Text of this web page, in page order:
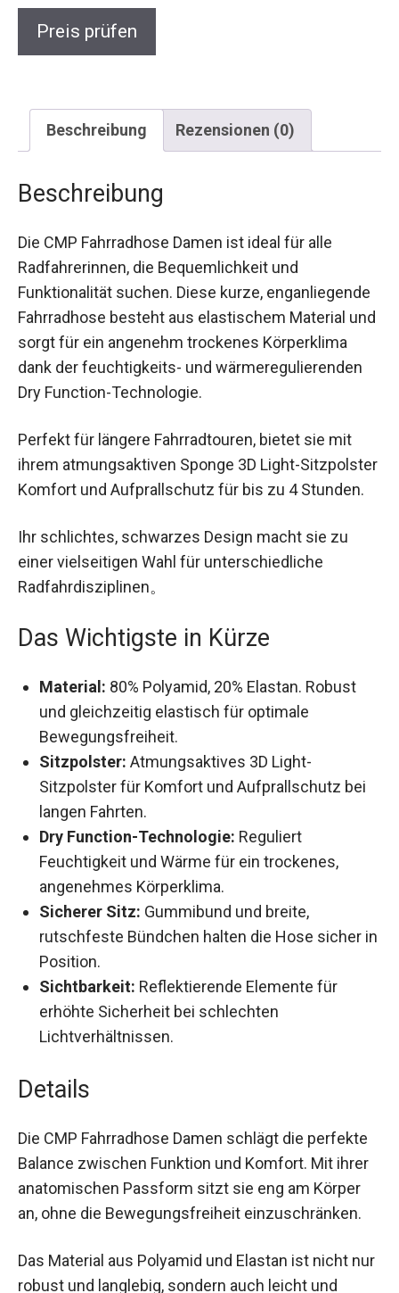
Preis prüfen
Beschreibung Rezensionen (0)
Beschreibung
Die CMP Fahrradhose Damen ist ideal für alle
Radfahrerinnen, die Bequemlichkeit und
Funktionalität suchen. Diese kurze,
enganliegende Fahrradhose besteht aus
elastischem Material und sorgt für ein angenehm
trockenes Körperklima dank der feuchtigkeits-
und wärmeregulierenden Dry Function-
Perfekt für längere Fahrradtouren, bietet sie mit
ihrem atmungsaktiven Sponge 3D Light-
4 Stunden.
Ihr schlichtes, schwarzes Design macht sie zu
Radfahrdisziplinen。
Das Wichtigste in Kürze
Material:80% Polyamid, 20% Elastan. Robust
und gleichzeitig elastisch für optimale
Bewegungsfreiheit.
Sitzpolster:Atmungsaktives 3D Light-
Sitzpolster für Komfort und Aufprallschutz bei
langen Fahrten.
Dry Function-Technologie:
Feuchtigkeit und Wärme für ein trockenes,
angenehmes Körperklima.
Sicherer Sitz:
rutschfeste Bündchen halten die Hose sicher
in Position.
Sichtbarkeit:Reflektierende Elemente für
Lichtverhältnissen.
Details
Die CMP Fahrradhose Damen schlägt die perfekte
Balance zwischen Funktion und Komfort. Mit
Körper an, ohne die Bewegungsfreiheit